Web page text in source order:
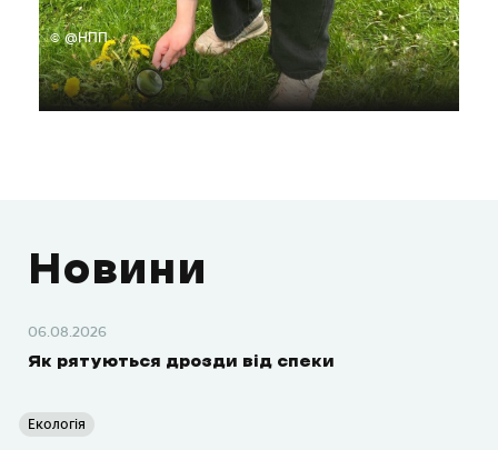
© @НПП
Новини
06.08.2026
Як рятуються дрозди від спеки
Екологія